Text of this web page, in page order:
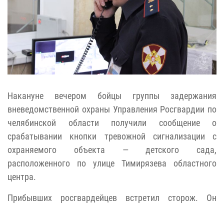
Накануне вечером бойцы группы задержания
вневедомственной охраны Управления Росгвардии по
челябинской области получили сообщение о
срабатывании кнопки тревожной сигнализации с
охраняемого объекта — детского сада,
расположенного по улице Тимирязева областного
центра.
Прибывших росгвардейцев встретил сторож. Он